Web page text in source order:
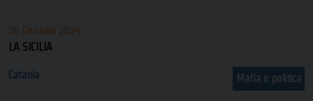
26 Gennaio 2024
LA SICILIA
Mafia e politica
Catania